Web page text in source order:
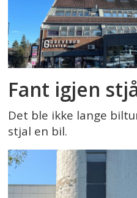
Fant igjen
Det ble ikke lange
stjal en bil.